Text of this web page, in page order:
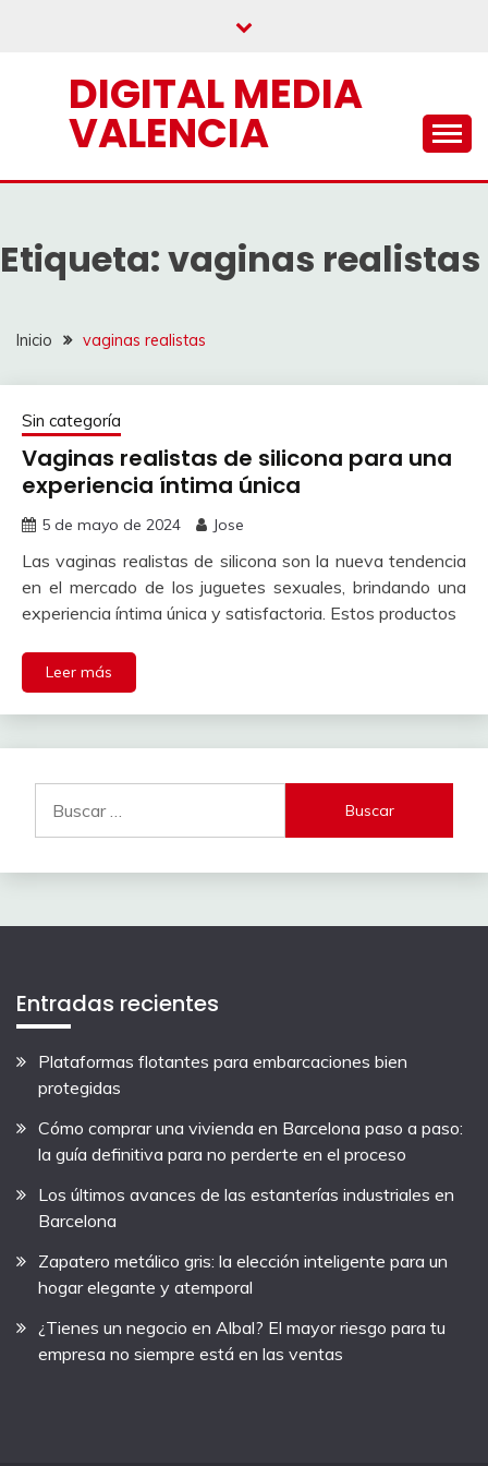
DIGITAL MEDIA
VALENCIA
Etiqueta:vaginas realistas
Inicio vaginas realistas
Sin categoría
Vaginas realistas de silicona para una
experiencia íntima única
5 de mayo de 2024 Jose
Las vaginas realistas de silicona son la nueva tendencia
en el mercado de los juguetes sexuales, brindando una
experiencia íntima única y satisfactoria. Estos productos
Leer más
Entradas recientes
Plataformas flotantes para embarcaciones bien
protegidas
Cómo comprar una vivienda en Barcelona paso a paso:
la guía definitiva para no perderte en el proceso
Los últimos avances de las estanterías industriales en
Barcelona
Zapatero metálico gris: la elección inteligente para un
hogar elegante y atemporal
¿Tienes un negocio en Albal? El mayor riesgo para tu
empresa no siempre está en las ventas